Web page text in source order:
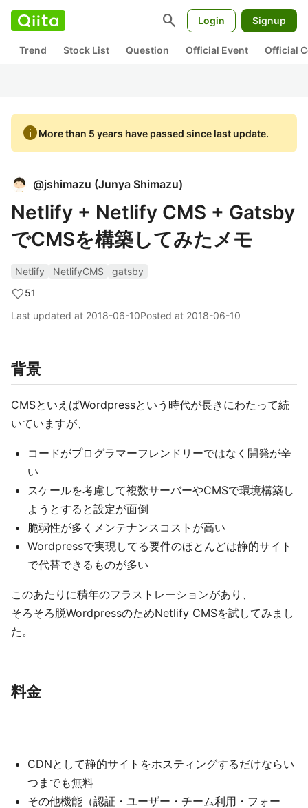
search Login Signup
Trend Stock List Question Official Event Official
infoMore than 5 years have passed since last update.
@jshimazu (Junya Shimazu)
Netlify + Netlify CMS + Gatsby
でCMSを構築してみたメモ
Netlify NetlifyCMS
gatsby
51
Last updated at 2018-06-10Posted at 2018-06-10
背景
CMSといえばWordpressという時代が長きにわたって続
いていますが、
コードがプログラマーフレンドリーではなく開発が辛
い
スケールを考慮して複数サーバーやCMSで環境構築し
ようとすると設定が面倒
脆弱性が多くメンテナンスコストが高い
Wordpressで実現してる要件のほとんどは静的サイト
で代替できるものが多い
このあたりに積年のフラストレーションがあり、
そろそろ脱WordpressのためNetlify CMSを試してみまし
た。
料金
CDNとして静的サイトをホスティングするだけならい
つまでも無料
その他機能（認証・ユーザー・チーム利用・フォー